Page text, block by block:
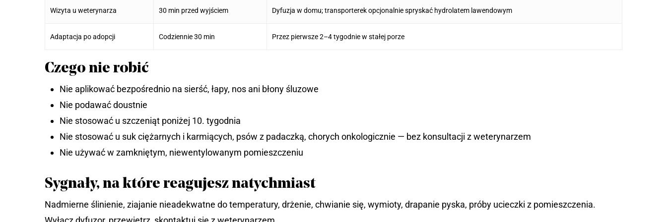
Wizyta u weterynarza 30 min przed wyjściem Dyfuzja w domu; transporterek opcjonalnie spryskać hydrolatem lawendowym
Adaptacja po adopcji Codziennie 30 min Przez pierwsze 2–4 tygodnie w stałej porze
Czego nie robić
Nie aplikować bezpośrednio na sierść, łapy, nos ani błony śluzowe
Nie podawać doustnie
Nie stosować u szczeniąt poniżej 10. tygodnia
Nie stosować u suk ciężarnych i karmiących, psów z padaczką, chorych onkologicznie — bez konsultacji z weterynarzem
Nie używać w zamkniętym, niewentylowanym pomieszczeniu
Sygnały, na które reagujesz natychmiast
Nadmierne ślinienie, ziajanie nieadekwatne do temperatury, drżenie, chwianie się, wymioty, drapanie pyska, próby ucieczki z pomieszczenia.